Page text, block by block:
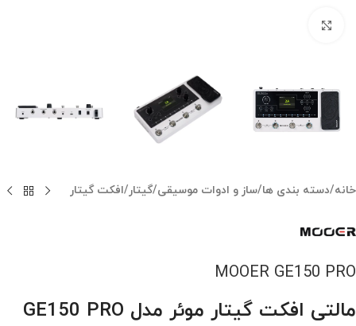
خانه/دسته بندی ها/ساز و ادوات موسیقی/گیتار/افکت گیتار
MOOER GE150 PRO
مالتی افکت گیتار موئر مدل GE150 PRO